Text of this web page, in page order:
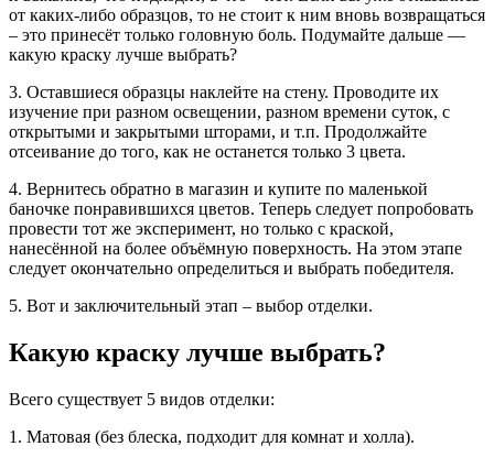
от каких-либо образцов, то не стоит к ним вновь возвращаться
– это принесёт только головную боль. Подумайте дальше —
какую краску лучше выбрать?
3. Оставшиеся образцы наклейте на стену. Проводите их
изучение при разном освещении, разном времени суток, с
открытыми и закрытыми шторами, и т.п. Продолжайте
отсеивание до того, как не останется только 3 цвета.
4. Вернитесь обратно в магазин и купите по маленькой
баночке понравившихся цветов. Теперь следует попробовать
провести тот же эксперимент, но только с краской,
нанесённой на более объёмную поверхность. На этом этапе
следует окончательно определиться и выбрать победителя.
5. Вот и заключительный этап – выбор отделки.
Какую краску лучше выбрать?
Всего существует 5 видов отделки:
1. Матовая (без блеска, подходит для комнат и холла).